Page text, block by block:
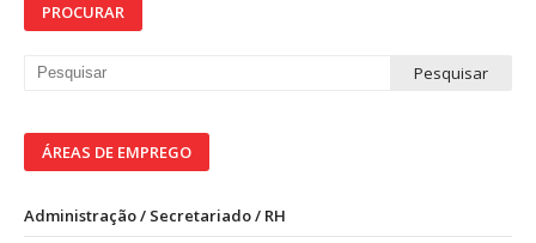
PROCURAR
ÁREAS DE EMPREGO
Administração / Secretariado / RH